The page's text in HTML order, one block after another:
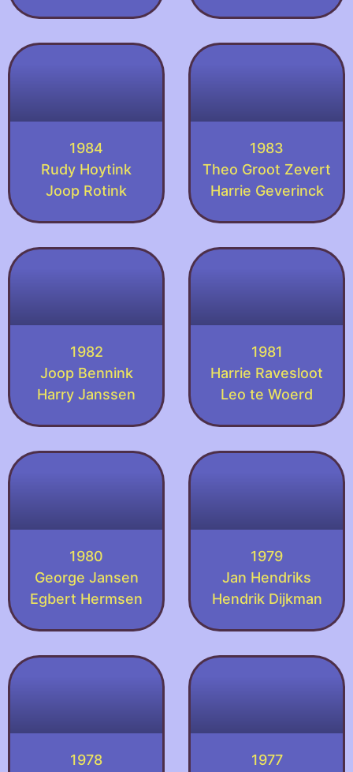
1984
Rudy Hoytink
Joop Rotink
1983
Theo Groot Zevert
Harrie Geverinck
1982
Joop Bennink
Harry Janssen
1981
Harrie Ravesloot
Leo te Woerd
1980
George Jansen
Egbert Hermsen
1979
Jan Hendriks
Hendrik Dijkman
1978
1977